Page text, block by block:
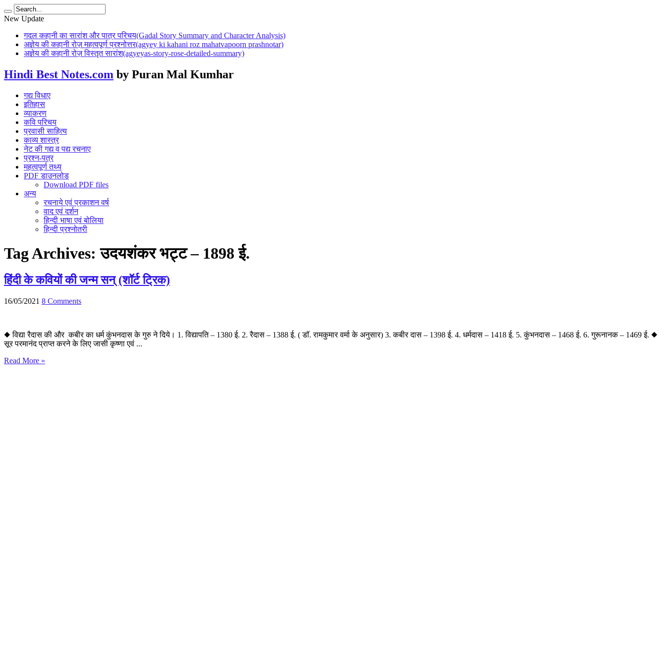
New Update
गदल कहानी का सारांश और पात्र परिचय(Gadal Story Summary and Character Analysis)
अज्ञेय की कहानी रोज़ महत्वपूर्ण प्रश्नोत्तर(agyey ki kahani roz mahatvapoorn prashnotar)
अज्ञेय की कहानी रोज़ विस्तृत सारांश(agyeyas-story-rose-detailed-summary)
Hindi Best Notes.com by Puran Mal Kumhar
गद्य विधाए
इतिहास
व्याकरण
कवि परिचय
प्रवासी साहित्य
काव्य शास्त्र
नेट की गद्य व पद्य रचनाए
प्रश्न-पत्र
महत्वपूर्ण तथ्य
PDF डाउनलोड
Download PDF files
अन्य
रचनाये एवं प्रकाशन वर्ष
वाद एवं दर्शन
हिन्दी भाषा एवं बोलिया
हिन्दी प्रश्नोतरी
Tag Archives:उदयशंकर भट्ट – 1898 ई.
हिंदी के कवियों की जन्म सन् (शॉर्ट ट्रिक)
16/05/2021 8 Comments
◆ विद्या रैदास की और कबीर का धर्म कुंभनदास के गुरु ने दिये। 1. विद्यापति – 1380 ई. 2. रैदास – 1388 ई. ( डॉ. रामकुमार वर्मा के अनुसार) 3. कबीर दास – 1398 ई. 4. धर्मदास – 1418 ई. 5. कुंभनदास – 1468 ई. 6. गुरूनानक – 1469 ई. ◆
सूर परमानंद प्राप्त करने के लिए जासी कृष्णा एवं ...
Read More »